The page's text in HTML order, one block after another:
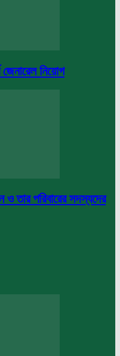
জেনারেল নিয়োগ
তার পরিবারের সদস্যদের